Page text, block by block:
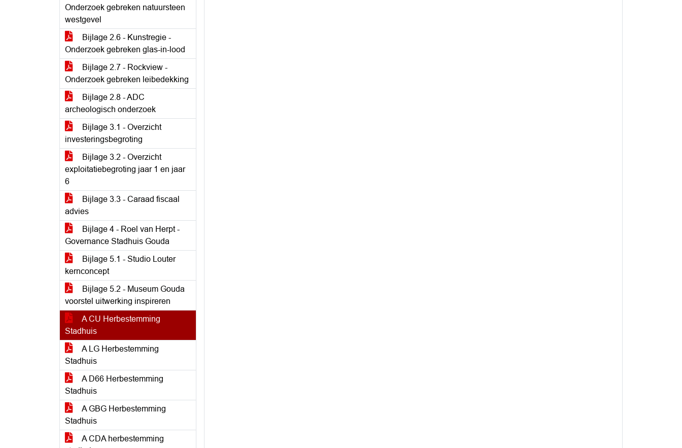
Onderzoek gebreken natuursteen
westgevel
Bijlage 2.6 - Kunstregie -
Onderzoek gebreken glas-in-lood
Bijlage 2.7 - Rockview -
Onderzoek gebreken leibedekking
Bijlage 2.8 - ADC
archeologisch onderzoek
Bijlage 3.1 - Overzicht
investeringsbegroting
Bijlage 3.2 - Overzicht
exploitatiebegroting jaar 1 en jaar
6
Bijlage 3.3 - Caraad fiscaal
advies
Bijlage 4 - Roel van Herpt -
Governance Stadhuis Gouda
Bijlage 5.1 - Studio Louter
kernconcept
Bijlage 5.2 - Museum Gouda
voorstel uitwerking inspireren
A CU Herbestemming
Stadhuis
A LG Herbestemming
Stadhuis
A D66 Herbestemming
Stadhuis
A GBG Herbestemming
Stadhuis
A CDA herbestemming